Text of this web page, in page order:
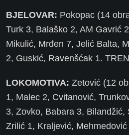
BJELOVAR: Pokopac (14
Turk 3, Balaško 2, AM Gavrić
Mikulić, Mrđen 7, Jelić Balta,
2, Guskić, Ravenšćak 1.
LOKOMOTIVA: Zetović (12
1, Malec 2, Cvitanović,
3, Zovko, Babara 3, Bilandžić,
Zrilić 1, Kraljević,